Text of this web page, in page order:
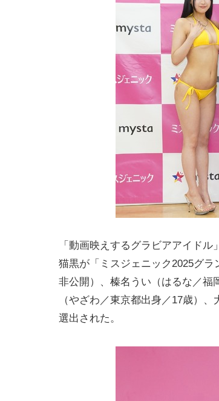
「動画映えするグラビアアイド
猫黒が「ミスジェニック2025グ
非公開）、榛名うい（はるな／福
（やざわ／東京都出身／17歳）
選出された。